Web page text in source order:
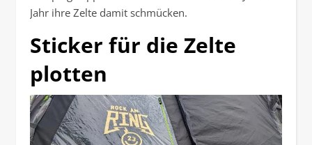
Jahr ihre Zelte damit schmücken.
Sticker für die Zelte
plotten